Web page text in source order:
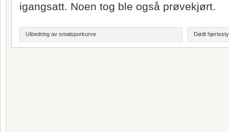
igangsatt. Noen tog ble også prøvekjørt.
Utbedring av smalsporkurve Dødt